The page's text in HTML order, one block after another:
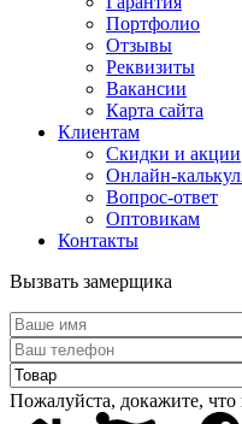
Портфолио
Отзывы
Реквизиты
Вакансии
Карта сайта
Клиентам
Скидки и акции
Онлайн-
Вопрос-ответ
Оптовикам
Контакты
Вызвать замерщика
Пожалуйста, докажите,